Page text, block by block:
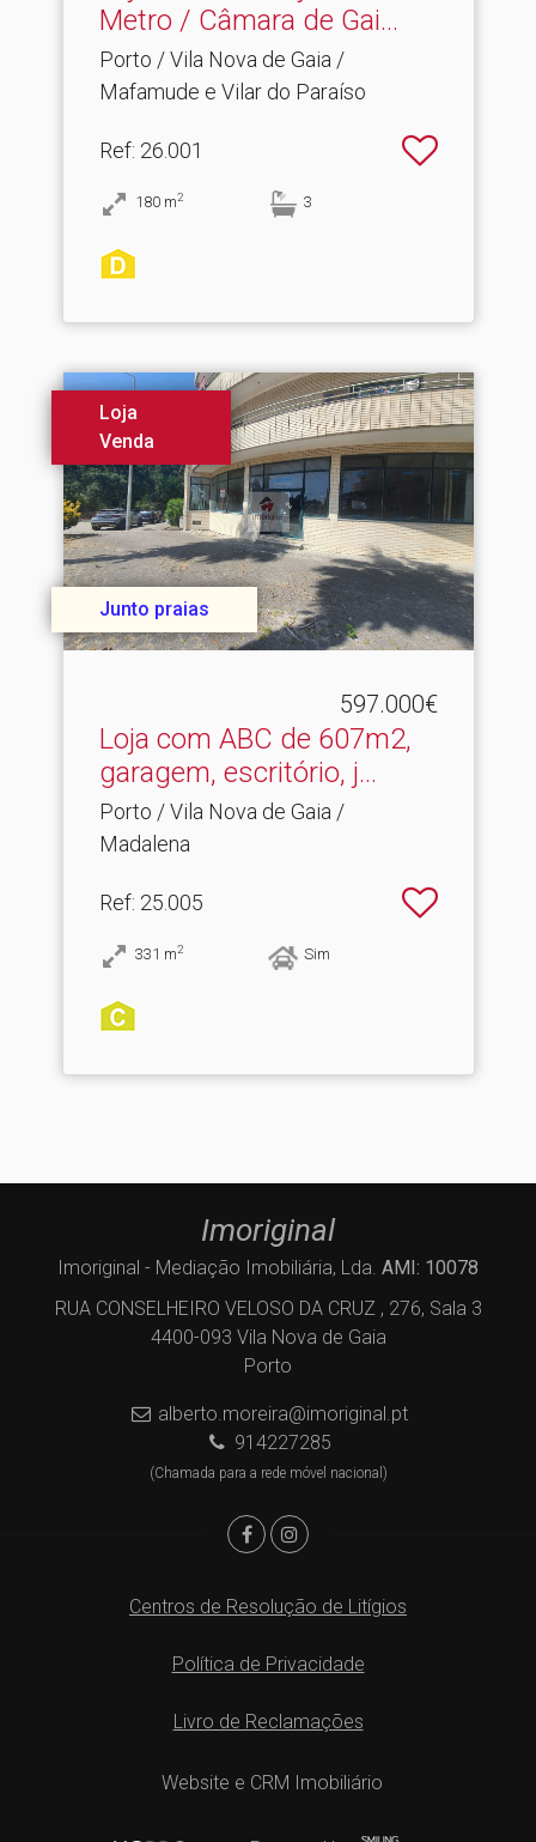
Metro / Câmara de Gai.​..
Porto / Vila Nova de Gaia /
Mafamude e Vilar do Paraíso
Ref: 26.001
180 m2 3
Loja
Venda
Junto praias
597.000€
Loja com ABC de 607m2,
garagem, escritório, j.​..
Porto / Vila Nova de Gaia /
Madalena
Ref: 25.005
331 m2 Sim
Imoriginal
Imoriginal - Mediação Imobiliária, Lda. AMI: 10078
RUA CONSELHEIRO VELOSO DA CRUZ , 276, Sala 3
4400-093 Vila Nova de Gaia
Porto
alberto.moreira@imoriginal.pt
914227285
(Chamada para a rede móvel nacional)
Centros de Resolução de Litígios
Política de Privacidade
Livro de Reclamações
Website e CRM Imobiliário